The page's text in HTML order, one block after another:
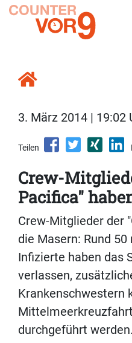
3. März 2014 | 19:02
Teilen
Crew-
Pacifica"
Crew-Mitglieder der
die Masern: Rund
Infizierte haben das
verlassen,
Krankenschwestern
durchgeführt werden.